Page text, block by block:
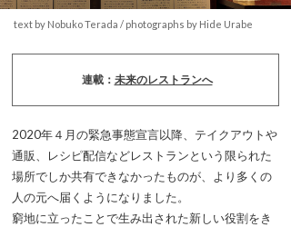
text by Nobuko Terada / photographs by Hide Urabe
連載： 未来のレストランへ
2020年４月の緊急事態宣言以降、テイクアウトや
通販、レシピ配信などレストランという限られた
場所でしか共有できなかったものが、より多くの
人の元へ届くようになりました。
窮地に立ったことで生み出された新しい役割をき